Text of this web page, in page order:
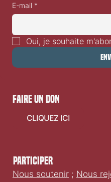
E-mail *
Oui, je souhaite
Participer
Nous soutenir ; Nous
faire un don
CLIQUEZ ICI